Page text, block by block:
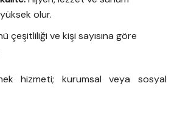
olur.
çeşitliliği ve kişi sayısına göre
hizmeti; kurumsal veya sosyal